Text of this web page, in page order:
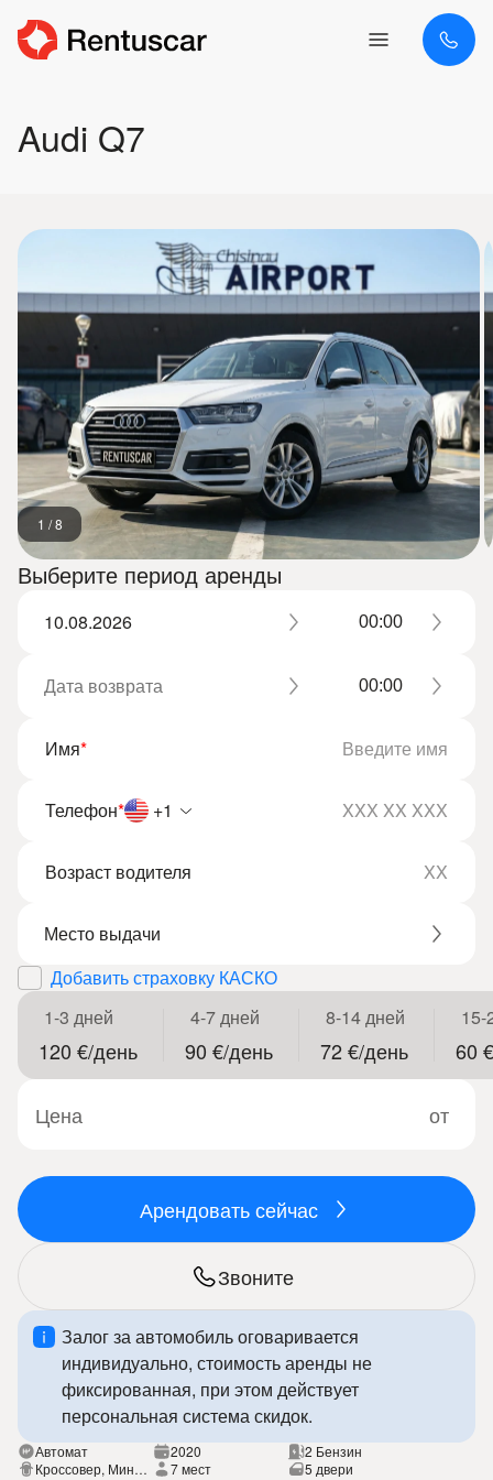
Audi Q7
Выберите период аренды
Имя*
Телефон* +1
Возраст водителя
Добавить страховку КАСКО
1-3 дней
120 €/день
4-7 дней
90 €/день
8-14 дней
72 €/день
15-
60
Цена от
Звоните
Арендовать сейчас
Залог за автомобиль оговаривается
индивидуально, стоимость аренды не
фиксированная, при этом действует
персональная система скидок.
Автомат 2020
2 Бензин
Кроссовер, Минивэн
7 мест 5 двери
1 /8